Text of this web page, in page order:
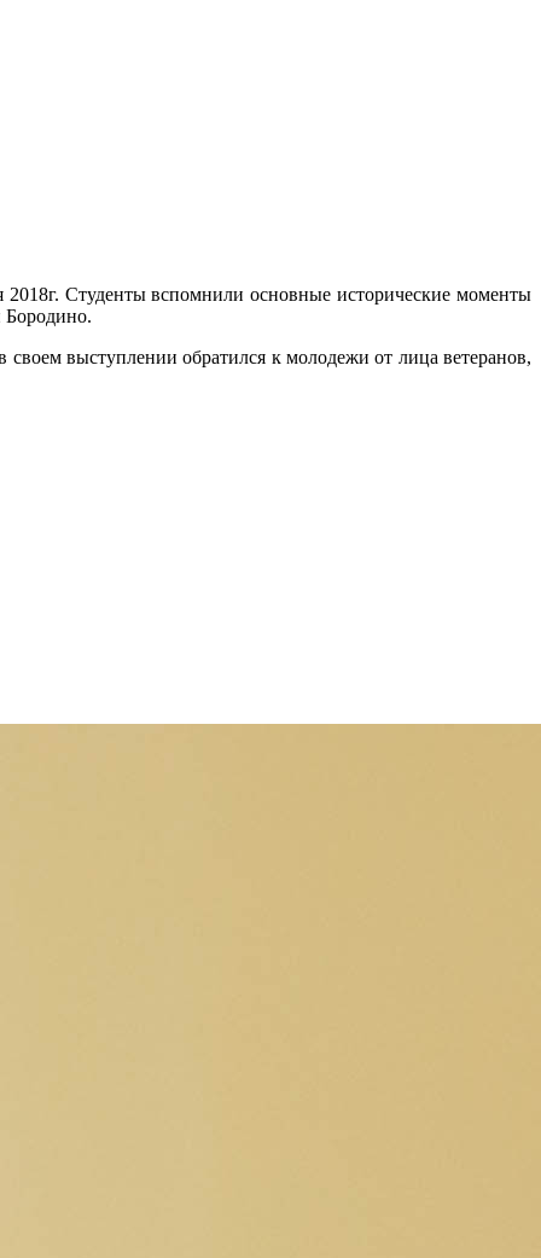
Студенты вспомнили основные исторические моменты
Бородино.
выступлении обратился к молодежи от лица ветеранов,